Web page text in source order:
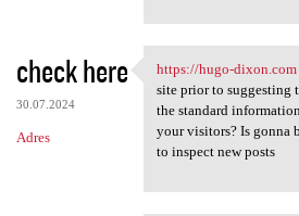
check here
30.07.2024
Adres
https://hugo-
https://hugo-dixon.com
site prior to suggesting
the standard
your visitors? Is gonna
to inspect new posts